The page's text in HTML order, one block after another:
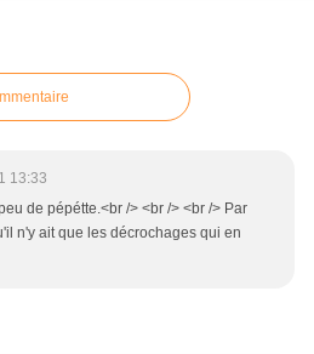
13:33
de pépétte.<br /> <br /> <br /> Par
n'y ait que les décrochages qui en